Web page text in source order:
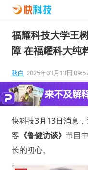
福耀科技大学王
障 在福耀科大纯
秋白 2025年03月13日
快科技3月13日消息
客 《鲁健访谈》 节目
长的初心。